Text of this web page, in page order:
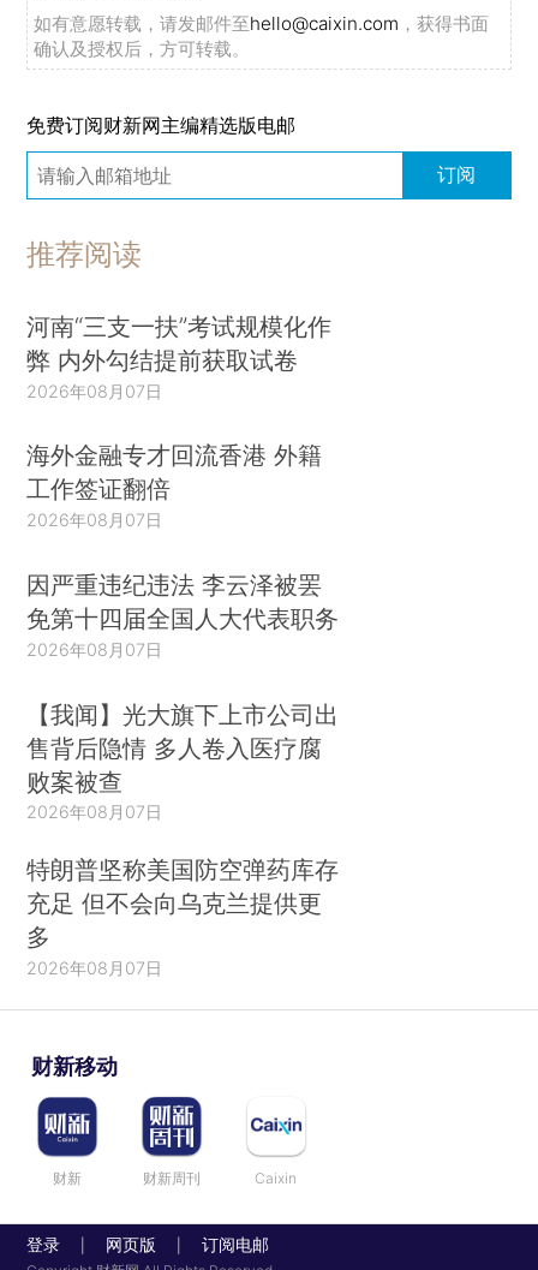
如有意愿转载，请发邮件至hello@caixin.com ，获得书面
确认及授权后，方可转载。
免费订阅财新网主编精选版电邮
订阅
推荐阅读
河南“三支一扶”考试规模化作
弊 内外勾结提前获取试卷
2026年08月07日
海外金融专才回流香港 外籍
工作签证翻倍
2026年08月07日
因严重违纪违法 李云泽被罢
免第十四届全国人大代表职务
2026年08月07日
【我闻】光大旗下上市公司出
售背后隐情 多人卷入医疗腐
败案被查
2026年08月07日
特朗普坚称美国防空弹药库存
充足 但不会向乌克兰提供更
多
2026年08月07日
财新移动
财新 财新周刊 Caixin
登录 网页版 订阅电邮